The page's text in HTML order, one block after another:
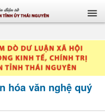
hóa văn nghệ quý